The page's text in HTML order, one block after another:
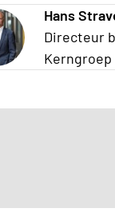
Hans
Directeur